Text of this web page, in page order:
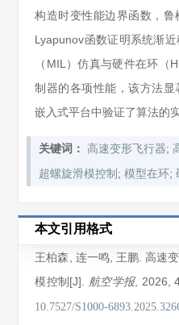
构造时变性能边界函数，
Lyapunov函数证明系统渐
（MIL）仿真与硬件在环（
制器的各项性能，该方法
嵌入式平台中验证了算法的
关键词： 高速变形飞行器;
超螺旋滑模控制 ;模型在环;
本文引用格式
王柏森 连一鸣, 王鹏. 高速
模控制[J].
航空学报, 2026 ,
10.7527/S1000-